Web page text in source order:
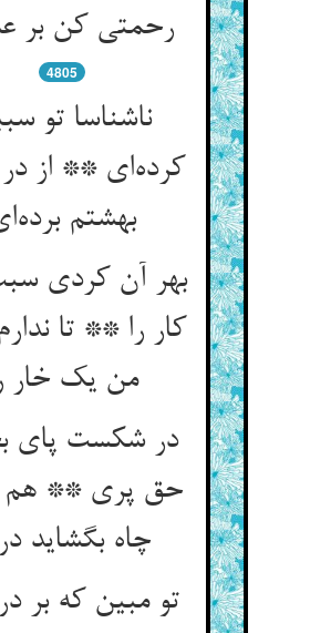
رحمتی کن بر
4805
ناشناسا تو
کرده‌ای ** از
بهشتم
بهر آن کردی
کار را ** تا
من یک خار
در شکست پای
حق پری ** هم
چاه بگشاید
تو مبین که بر